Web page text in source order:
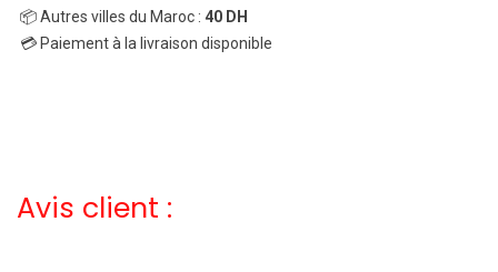
📦 Autres villes du Maroc : 40 DH
💳 Paiement à la livraison disponible
Avis client :